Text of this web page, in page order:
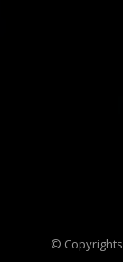
© Copyrights